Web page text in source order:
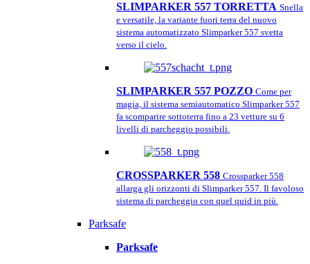
SLIMPARKER 557 TORRETTA Snella
e versatile, la variante fuori terra del nuovo
sistema automatizzato Slimparker 557 svetta
verso il cielo.
SLIMPARKER 557 POZZO Come per
magia, il sistema semiautomatico Slimparker 557
fa scomparire sottoterra fino a 23 vetture su 6
livelli di parcheggio possibili.
CROSSPARKER 558 Crossparker 558
allarga gli orizzonti di Slimparker 557. Il favoloso
sistema di parcheggio con quel quid in più.
Parksafe
Parksafe